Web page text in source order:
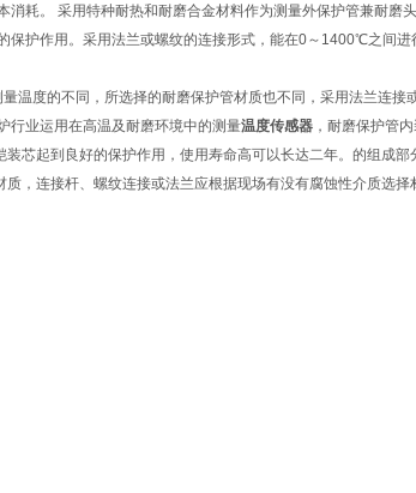
耗。 采用特种耐热和耐磨合金材料作为测量外保护管兼耐磨
护作用。采用法兰或螺纹的连接形式，能在0～1400℃之间进
温度的不同，所选择的耐磨保护管材质也不同，采用法兰连接
行业运用在高温及耐磨环境中的测量温度传感器 ，耐磨保护管
芯起到良好的保护作用，使用寿命高可以长达二年。的组成部
，连接杆、螺纹连接或法兰应根据现场有没有腐蚀性介质选择